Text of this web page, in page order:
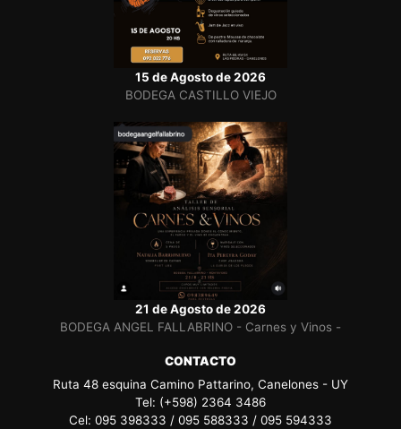
15 de Agosto de 2026
BODEGA CASTILLO VIEJO
21 de Agosto de 2026
BODEGA ANGEL FALLABRINO - Carnes y Vinos -
CONTACTO
Ruta 48 esquina Camino Pattarino, Canelones - UY
Tel: (+598) 2364 3486
Cel: 095 398333 / 095 588333 / 095 594333